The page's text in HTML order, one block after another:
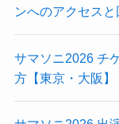
ンへのアクセス
サマソニ2026 チ
方【東京・大阪】